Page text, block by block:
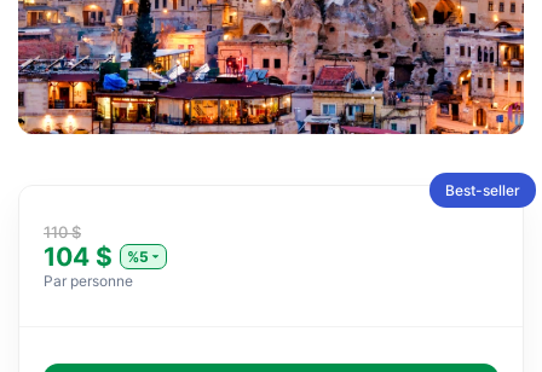
Best-seller
110 $
104 $
%5
Par personne